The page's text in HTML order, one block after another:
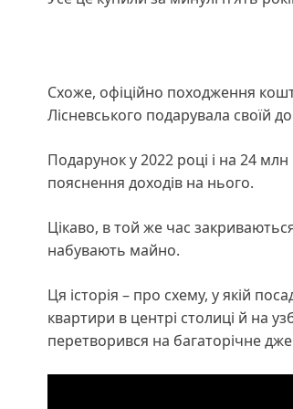
Схоже, офіційно походження
Лісневського подарувала своїй
Подарунок у 2022 році і на 24
пояснення доходів на нього.
Цікаво, в той же час
набувають майно.
Ця історія – про схему, у якій
квартири в центрі столиці й на
перетворився на багаторічне